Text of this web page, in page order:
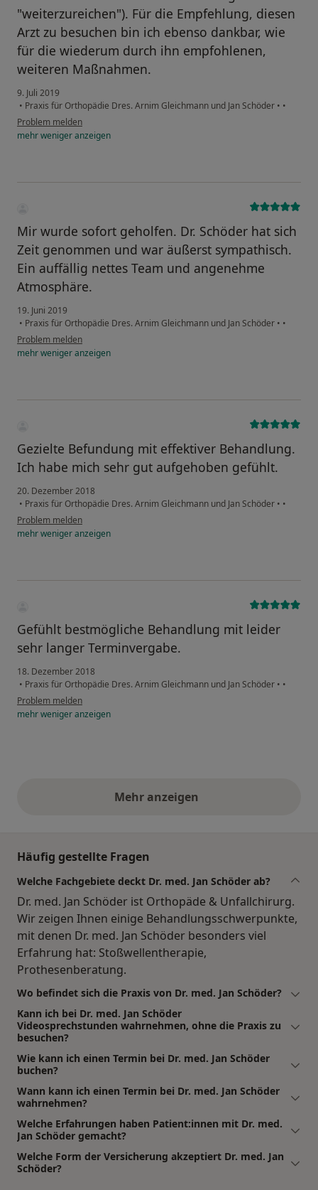
"weiterzureichen"). Für die Empfehlung, diesen
Arzt zu besuchen bin ich ebenso dankbar, wie
für die wiederum durch ihn empfohlenen,
weiteren Maßnahmen.
9. Juli 2019
• Praxis für Orthopädie Dres. Arnim Gleichmann und Jan Schöder • •
Problem melden
mehrwenigeranzeigen
Mir wurde sofort geholfen. Dr. Schöder hat sich
Zeit genommen und war äußerst sympathisch.
Ein auffällig nettes Team und angenehme
Atmosphäre.
19. Juni 2019
• Praxis für Orthopädie Dres. Arnim Gleichmann und Jan Schöder • •
Problem melden
mehrwenigeranzeigen
Gezielte Befundung mit effektiver Behandlung.
Ich habe mich sehr gut aufgehoben gefühlt.
20. Dezember 2018
• Praxis für Orthopädie Dres. Arnim Gleichmann und Jan Schöder • •
Problem melden
mehrwenigeranzeigen
Gefühlt bestmögliche Behandlung mit leider
sehr langer Terminvergabe.
18. Dezember 2018
• Praxis für Orthopädie Dres. Arnim Gleichmann und Jan Schöder • •
Problem melden
mehrwenigeranzeigen
Mehr anzeigenobige Stellungnahmen
Häufig gestellte Fragen
Welche Fachgebiete deckt Dr. med. Jan Schöder ab?
Dr. med. Jan Schöder ist Orthopäde & Unfallchirurg.
Wir zeigen Ihnen einige Behandlungsschwerpunkte,
mit denen Dr. med. Jan Schöder besonders viel
Erfahrung hat: Stoßwellentherapie,
Prothesenberatung.
Wo befindet sich die Praxis von Dr. med. Jan Schöder?
Kann ich bei Dr. med. Jan Schöder
Videosprechstunden wahrnehmen, ohne die Praxis zu
besuchen?
Wie kann ich einen Termin bei Dr. med. Jan Schöder
buchen?
Wann kann ich einen Termin bei Dr. med. Jan Schöder
wahrnehmen?
Welche Erfahrungen haben Patient:innen mit Dr. med.
Jan Schöder gemacht?
Welche Form der Versicherung akzeptiert Dr. med. Jan
Schöder?